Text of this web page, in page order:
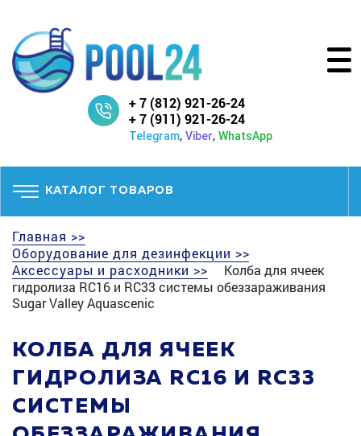
+ 7 (812) 921-26-24
+ 7 (911) 921-26-24
Telegram, Viber, WhatsApp
КАТАЛОГ ТОВАРОВ
Главная >>
Оборудование для дезинфекции >>
Аксессуары и расходники >>
Колба для ячеек
гидролиза RC16 и RC33 системы обеззараживания
Sugar Valley Aquascenic
КОЛБА ДЛЯ ЯЧЕЕК
ГИДРОЛИЗА RC16 И RC33
СИСТЕМЫ